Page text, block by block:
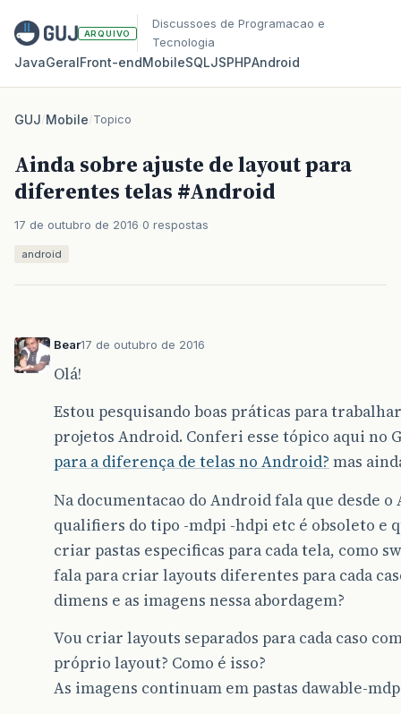
ARQUIVO
Discussoes de Programacao e
Tecnologia
JavaGeralFront‑endMobileSQLJSPHPAndroid
GUJ/Mobile/Topico
Ainda sobre ajuste de layout para
diferentes telas #Android
17 de outubro de 2016 0 respostas
android
Bear17 de outubro de 2016
Olá!
Estou pesquisando boas práticas para
projetos Android. Conferi esse tópico aqui no
para a diferença de telas no Android? mas
Na documentacao do Android fala que desde
qualifiers do tipo -mdpi -hdpi etc é obsoleto e
criar pastas especificas para cada tela, como
fala para criar layouts diferentes para cada
dimens e as imagens nessa abordagem?
Vou criar layouts separados para cada caso
próprio layout? Como é isso?
As imagens continuam em pastas dawable-